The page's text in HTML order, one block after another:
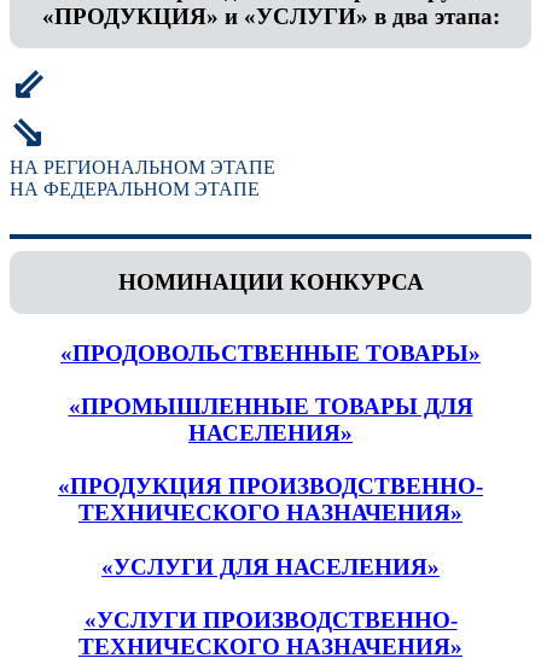
«ПРОДУКЦИЯ» и «УСЛУГИ» в два этапа:
⇙
⇘
НА РЕГИОНАЛЬНОМ ЭТАПЕ
НА ФЕДЕРАЛЬНОМ ЭТАПЕ
НОМИНАЦИИ КОНКУРСА
«ПРОДОВОЛЬСТВЕННЫЕ ТОВАРЫ»
«ПРОМЫШЛЕННЫЕ ТОВАРЫ ДЛЯ
НАСЕЛЕНИЯ»
«ПРОДУКЦИЯ ПРОИЗВОДСТВЕННО-
ТЕХНИЧЕСКОГО НАЗНАЧЕНИЯ»
«УСЛУГИ ДЛЯ НАСЕЛЕНИЯ»
«УСЛУГИ ПРОИЗВОДСТВЕННО-
ТЕХНИЧЕСКОГО НАЗНАЧЕНИЯ»